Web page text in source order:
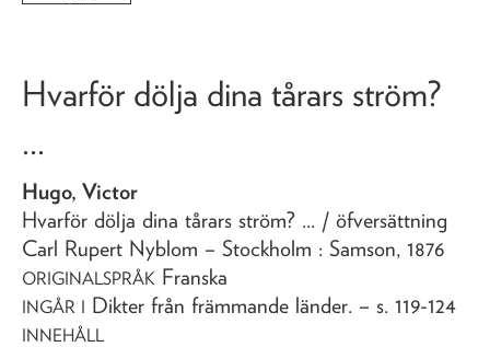
Hvarför dölja dina tårars ström?
...
Hugo, Victor
Hvarför dölja dina tårars ström? ... / öfversättning
Carl Rupert Nyblom – Stockholm : Samson, 1876
ORIGINALSPRÅK Franska
INGÅR I Dikter från främmande länder. – s. 119-124
INNEHÅLL